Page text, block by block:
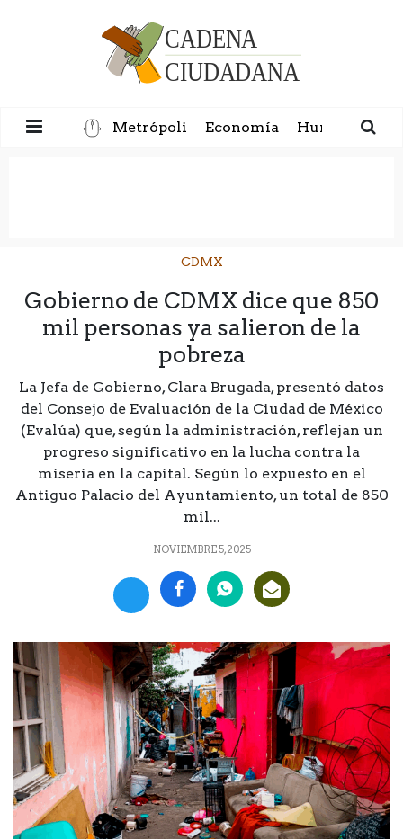
Metrópoli Economía Humanidad
CDMX
Gobierno de CDMX dice que 850
mil personas ya salieron de la
pobreza
La Jefa de Gobierno, Clara Brugada, presentó datos
del Consejo de Evaluación de la Ciudad de México
(Evalúa) que, según la administración, reflejan un
progreso significativo en la lucha contra la
miseria en la capital. Según lo expuesto en el
Antiguo Palacio del Ayuntamiento, un total de 850
mil...
NOVIEMBRE 5, 2025